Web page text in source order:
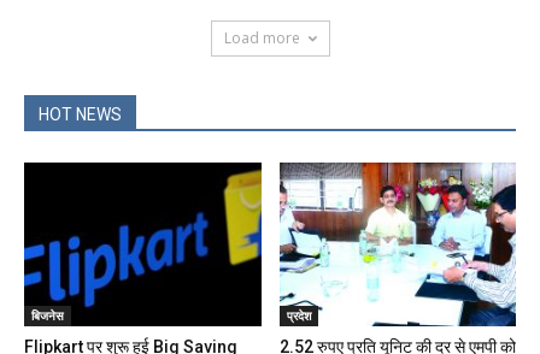
Load more
HOT NEWS
बिजनेस
Flipkart पर शुरू हुई Big Saving
प्रदेश
2.52 रुपए प्रति यूनिट की दर से एमपी को